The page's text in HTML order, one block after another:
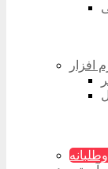
افزار